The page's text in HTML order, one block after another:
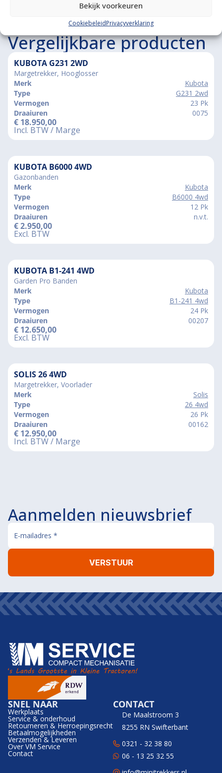
Bekijk voorkeuren
CookiebeleidPrivacyverklaring
Vergelijkbare producten
KUBOTA G231 2WD
Margetrekker, Hooglosser
Merk
Kubota
Type
G231 2wd
Vermogen
23 Pk
Draaiuren
0075
€ 18.950,00
Incl. BTW / Marge
KUBOTA B6000 4WD
Gazonbanden
Merk
Kubota
Type
B6000 4wd
Vermogen
12 Pk
Draaiuren
n.v.t.
€2.950,00
Excl. BTW
KUBOTA B1-241 4WD
Garden Pro Banden
Merk
Kubota
Type
B1-241 4wd
Vermogen
24 Pk
Draaiuren
00207
€ 12.650,00
Excl. BTW
SOLIS 26 4WD
Margetrekker, Voorlader
Merk
Solis
Type
26 4wd
Vermogen
26 Pk
Draaiuren
00162
€ 12.950,00
Incl. BTW / Marge
Aanmelden nieuwsbrief
SNEL NAAR
Werkplaats
Service & onderhoud
Retourneren & Herroepingsrecht
Betaalmogelijkheden
Verzenden & Leveren
Over VM Service
Contact
CONTACT
De Maalstroom 3
8255 RN Swifterbant
0321 - 32 38 80
06 - 13 25 32 55